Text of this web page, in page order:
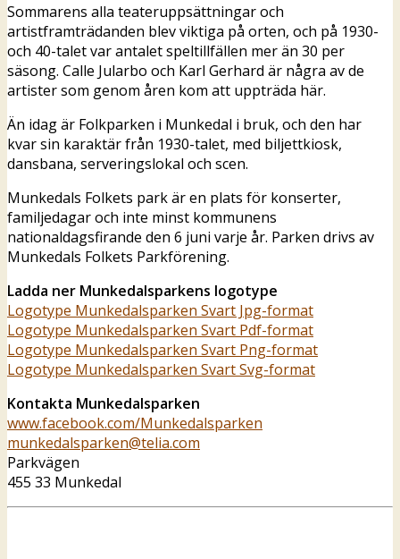
Sommarens alla teateruppsättningar och
artistframträdanden blev viktiga på orten, och på 1930-
och 40-talet var antalet speltillfällen mer än 30 per
säsong. Calle Jularbo och Karl Gerhard är några av de
artister som genom åren kom att uppträda här.
Än idag är Folkparken i Munkedal i bruk, och den har
kvar sin karaktär från 1930-talet, med biljettkiosk,
dansbana, serveringslokal och scen.
Munkedals Folkets park är en plats för konserter,
familjedagar och inte minst kommunens
nationaldagsfirande den 6 juni varje år. Parken drivs av
Munkedals Folkets Parkförening.
Ladda ner Munkedalsparkens logotype
Logotype Munkedalsparken Svart Jpg-format
Logotype Munkedalsparken Svart Pdf-format
Logotype Munkedalsparken Svart Png-format
Logotype Munkedalsparken Svart Svg-format
Kontakta Munkedalsparken
www.facebook.com/Munkedalsparken
munkedalsparken@telia.com
Parkvägen
455 33 Munkedal